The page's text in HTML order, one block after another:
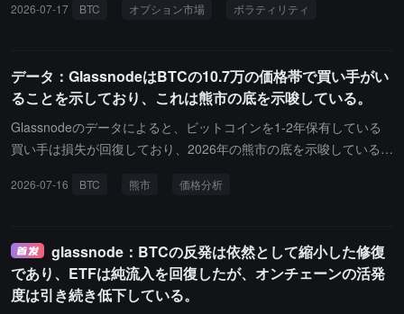
れはネットワークの使用率と経済活動が向上していることを示して
長期保有者の供給比率が依然として歴史的な低水準に近く、長期投
資家が依然として強い信念を持っていることを示しています。しか
し、市場全体の収益性は引き続き低下しており、収益供給の占める
割合は周期的な低点に近づいており、投資家の支出行動はより防御
的な損切りとして表れています。Glassnodeは、現在ビットコイン
市場は過渡期にあり、長期保有者の安定性、オンチェーン活動の増
ク選好を制限しているとまとめています。
蓄積されたパニックプレミアムが一部戻っていることを示していま
ん。同時に、BTCオプションの未決済プット/コール比率は約0.59に
低下し、6ヶ月ぶりの新低値を記録しました。これは、トレーダー
が明らかに下方ヘッジを減少させ、再び強気のポジションを構築し
ていることを示しています。glassnodeは、この変化がオプション
ョン構造を見ると、BTCは現在6.3万ドル付近をうろうろしてお
力な順張りマーケットメーカーのヘッジ行動を引き起こし、市場の
ボラティリティを拡大させる可能性があります。
2026-07-17 BTC オプション市場 ボラティリティ
データ：GlassnodeはBTCの10.7万の価格帯で買い手がい
ることを示しており、これは熊市の底を示唆している。
Glassnodeのデータによると、ビットコインを1-2年保有している
買い手は損失が回復しており、2026年の熊市の底を示唆している可
2026-07-16 BTC 熊市 価格分析
glassnode：BTCの反発は依然として縮小した修復
であり、ETFは純流入を回復したが、オンチェーンの活発
度は引き続き低下している。